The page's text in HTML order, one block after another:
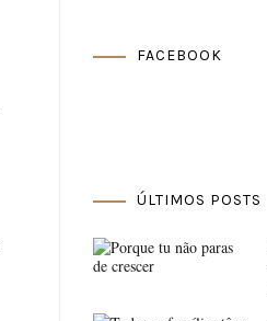
FACEBOOK
ÚLTIMOS POSTS